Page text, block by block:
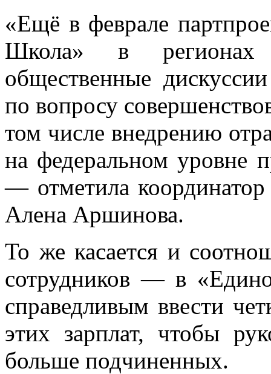
«Ещё в феврале
Школа» в
общественные
по вопросу
том числе внедрению
на федеральном уровне
— отметила координатор
Алена Аршинова.
То же касается и
сотрудников — в
справедливым ввести
этих зарплат, чтобы
больше подчиненных.